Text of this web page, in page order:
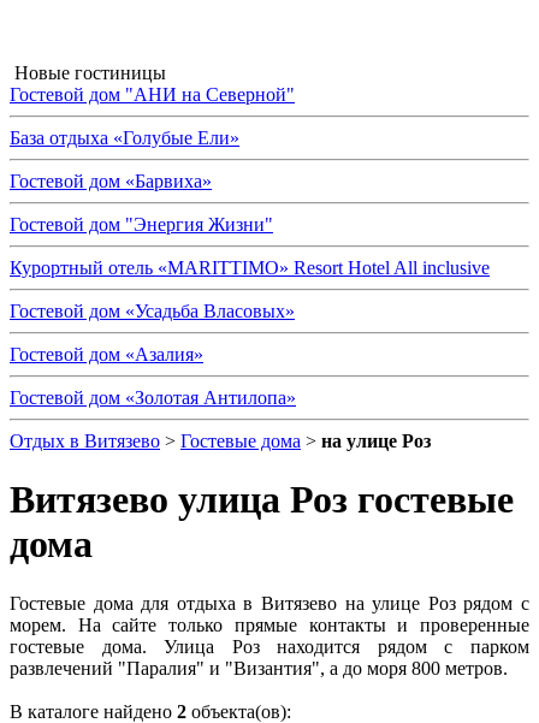
Новые гостиницы
Гостевой дом "АНИ на Северной"
База отдыха «Голубые Ели»
Гостевой дом «Барвиха»
Гостевой дом "Энергия Жизни"
Курортный отель «MARITTIMO» Resort Hotel All inclusive
Гостевой дом «Усадьба Власовых»
Гостевой дом «Азалия»
Гостевой дом «Золотая Антилопа»
Отдых в Витязево > Гостевые дома > на улице Роз
Витязево улица Роз гостевые
дома
Гостевые дома для отдыха в Витязево на улице Роз рядом с
морем. На сайте только прямые контакты и проверенные
гостевые дома. Улица Роз находится рядом с парком
развлечений "Паралия" и "Византия", а до моря 800 метров.
В каталоге найдено 2 объекта(ов):